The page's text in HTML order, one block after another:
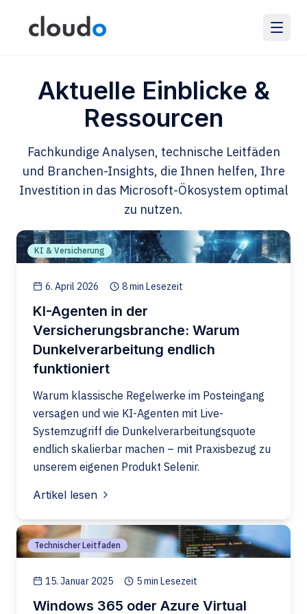
Aktuelle Einblicke &
Ressourcen
Fachkundige Analysen, technische Leitfäden
und Branchen-Insights, die Ihnen helfen, Ihre
Investition in das Microsoft-Ökosystem optimal
zu nutzen.
KI & Versicherung
6. April 2026 8 min Lesezeit
KI-Agenten in der
Versicherungsbranche: Warum
Dunkelverarbeitung endlich
funktioniert
Warum klassische Regelwerke im Posteingang
versagen und wie KI-Agenten mit Live-
Systemzugriff die Dunkelverarbeitungsquote
endlich skalierbar machen – mit Praxisbezug zu
unserem eigenen Produkt Selenir.
Artikel lesen
Technischer Leitfaden
15. Januar 2025 5 min Lesezeit
Windows 365 oder Azure Virtual